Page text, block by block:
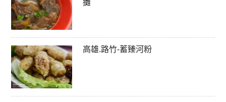
攤
高雄.路竹-蓄臻河粉